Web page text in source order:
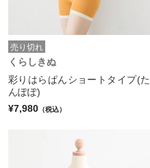
売り切れ
くらしきぬ
彩りはらぱんショートタイプ(た
んぽぽ)
¥7,980 （税込）